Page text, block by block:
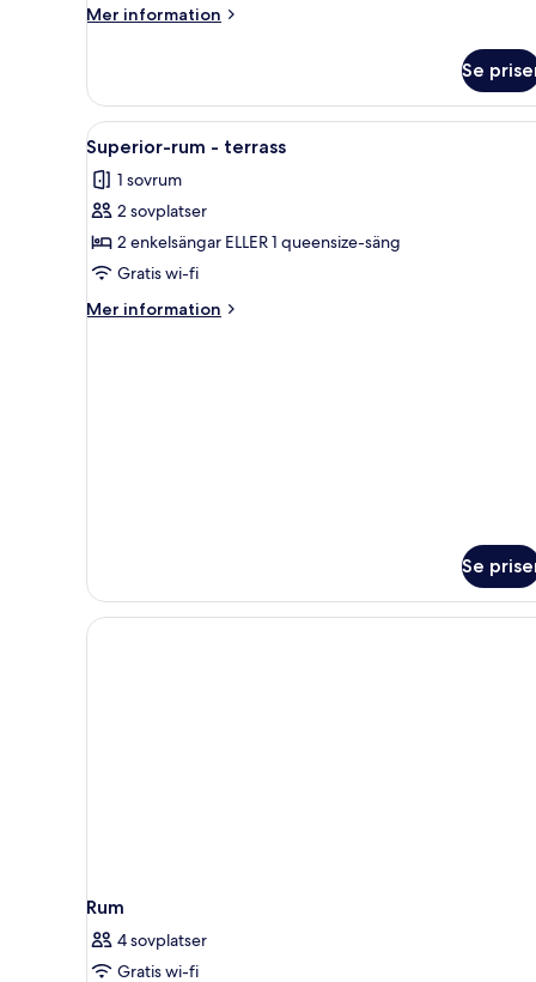
Mer information
Mer
-
sovrum
Se
Öppna
alla
foton
för
Superior-
rum
-
terrass
Ett hotellrum med en stor
5
Superior-rum - terrass
1 sovrum
2 sovplatser
2 enkelsängar ELLER 1 queensize-säng
Gratis wi-fi
Mer information
Mer
Se
Rum
4 sovplatser
Gratis wi-fi